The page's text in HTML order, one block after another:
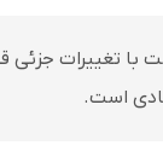
در ۱۷ اردیبهشت با
است.